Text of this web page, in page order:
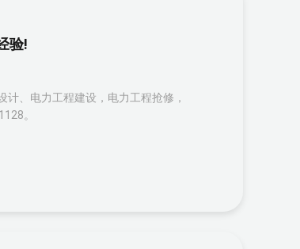
验!
、电力工程建设，电力工程抢修，
。